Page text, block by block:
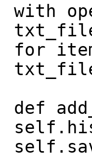
with
for
def